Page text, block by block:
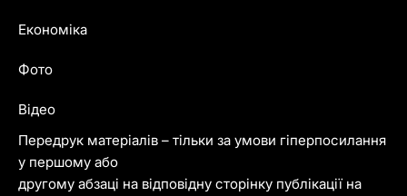
Передрук матеріалів – тільки за умови гіперпосилання
у першому або
другому абзаці на відповідну сторінку публікації на
Економіка
Фото
Відео